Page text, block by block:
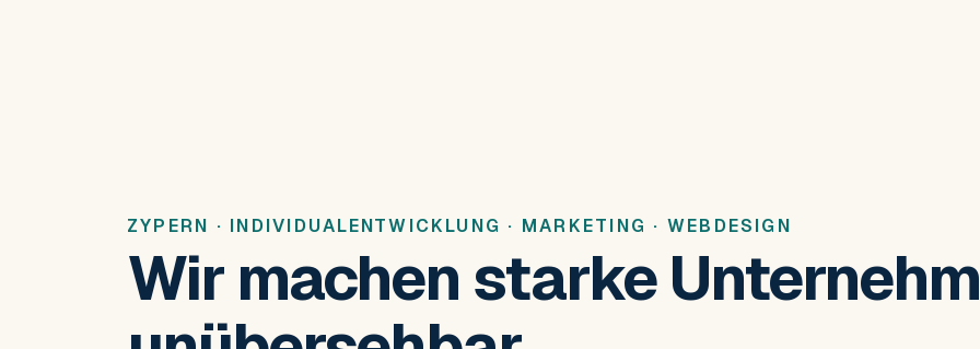
ZYPERN · INDIVIDUALENTWICKLUNG · MARKETING · WEBDESIGN
Wir machen starke